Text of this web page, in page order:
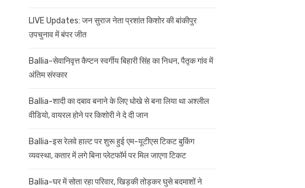
LIVE Updates: जन सुराज नेता प्रशांत किशोर की बांकीपुर
उपचुनाव में बंपर जीत
Ballia-सेवानिवृत्त कैप्टन स्वर्गीय बिहारी सिंह का निधन, पैतृक गांव में
अंतिम संस्कार
Ballia-शादी का दबाव बनाने के लिए धोखे से बना लिया था अश्लील
वीडियो, वायरल होने पर किशोरी ने दे दी जान
Ballia-इस रेलवे हाल्ट पर शुरू हुई एम-यूटीएस टिकट बुकिंग
व्यवस्था, कतार में लगे बिना प्लेटफॉर्म पर मिल जाएगा टिकट
Ballia-घर में सोता रहा परिवार, खिड़की तोड़कर घुसे बदमाशों ने